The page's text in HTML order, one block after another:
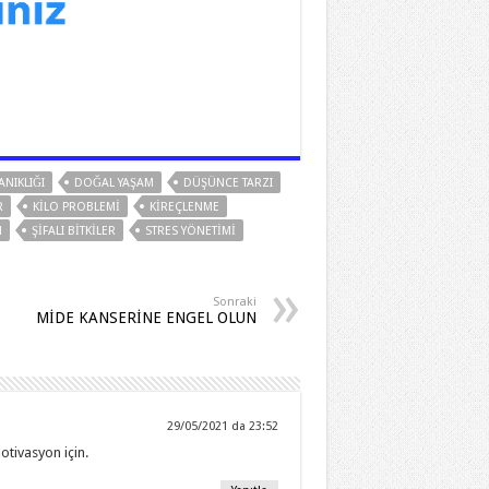
DOĞAL YAŞAM
DÜŞÜNCE TARZI
KILO PROBLEMI
KIREÇLENME
ŞIFALI BITKILER
STRES YÖNETIMI
Sonraki
MİDE KANSERİNE ENGEL OLUN
29/05/2021 da 23:52
için.